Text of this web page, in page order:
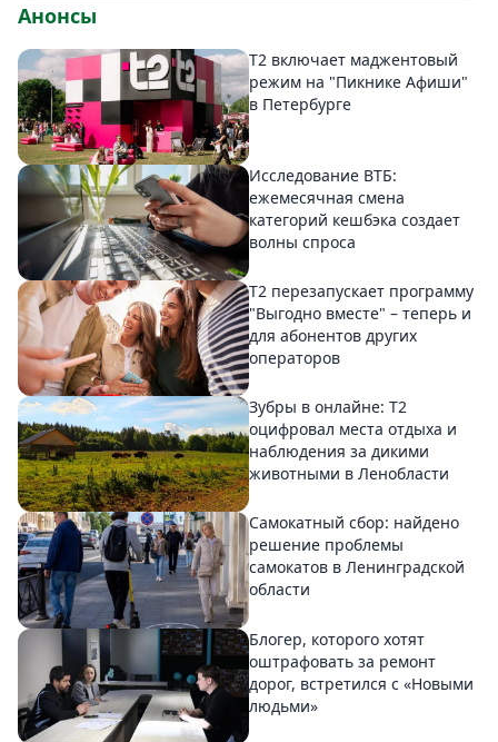
Анонсы
Т2 включает маджентовый
режим на "Пикнике Афиши"
в Петербурге
Исследование ВТБ:
ежемесячная смена
категорий кешбэка создает
волны спроса
Т2 перезапускает программу
"Выгодно вместе" – теперь и
для абонентов других
операторов
Зубры в онлайне: Т2
оцифровал места отдыха и
наблюдения за дикими
животными в Ленобласти
Самокатный сбор: найдено
решение проблемы
самокатов в Ленинградской
области
Блогер, которого хотят
оштрафовать за ремонт
дорог, встретился с «Новыми
людьми»